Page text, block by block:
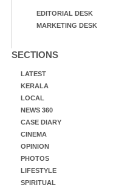
EDITORIAL DESK
MARKETING DESK
SECTIONS
LATEST
KERALA
LOCAL
NEWS 360
CASE DIARY
CINEMA
OPINION
PHOTOS
LIFESTYLE
SPIRITUAL